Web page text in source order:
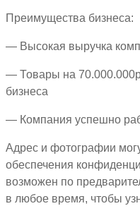
Преимущества бизнеса:
— Высокая выручка
— Товары на
бизнеса
— Компания успешно
Адрес и фотографии
обеспечения
возможен по
в любое время, чтобы